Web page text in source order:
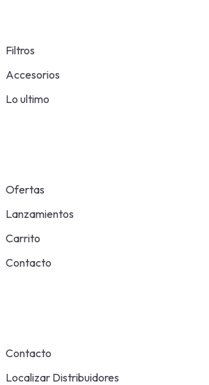
Filtros
Accesorios
Lo ultimo
Ofertas
Lanzamientos
Carrito
Contacto
Contacto
Localizar Distribuidores